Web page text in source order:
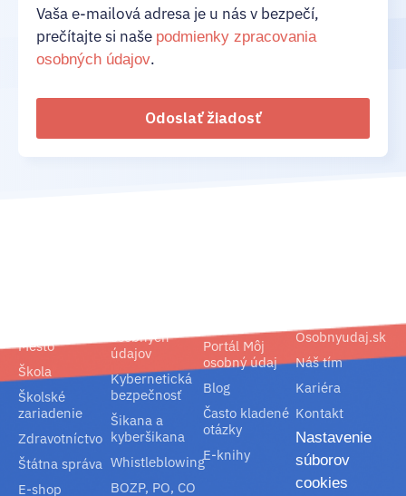
Vaša e-mailová adresa je u nás v bezpečí,
prečítajte si naše podmienky zpracovania
osobných údajov.
Odoslať žiadosť
Mesto
Škola
Školské
zariadenie
Zdravotníctvo
Štátna správa
E-shop
osobných
údajov
Kybernetická
bezpečnosť
Šikana a
kyberšikana
Whistleblowing
BOZP, PO, CO
Portál Môj
osobný údaj
Blog
Často kladené
otázky
E-knihy
Osobnyudaj.sk
Náš tím
Kariéra
Kontakt
Nastavenie
súborov
cookies